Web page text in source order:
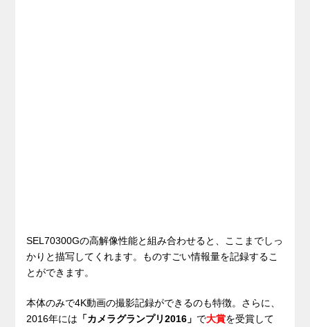
SEL70300Gの高解像性能と組み合わせると、ここまでしっ
かりと描写してくれます。ものすごい情報量を記録するこ
とができます。
本体のみで4K動画の撮影記録ができるのも特徴。さらに、
2016年には 「カメラグランプリ2016」 で大賞を受賞して